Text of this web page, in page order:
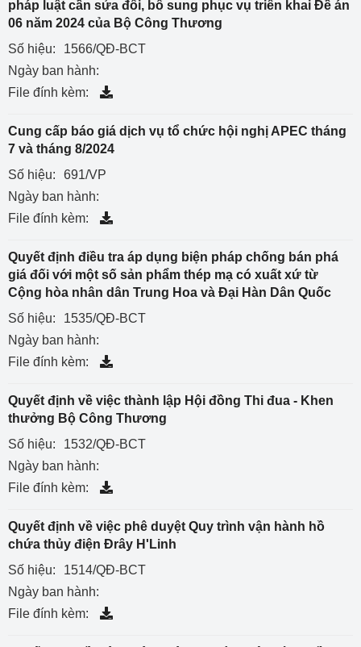
pháp luật cần sửa đổi, bổ sung phục vụ triển khai Đề án
06 năm 2024 của Bộ Công Thương
Số hiệu:
1566/QĐ-BCT
Ngày ban hành:
File đính kèm:
Cung cấp báo giá dịch vụ tổ chức hội nghị APEC tháng
7 và tháng 8/2024
Số hiệu:
691/VP
Ngày ban hành:
File đính kèm:
Quyết định điều tra áp dụng biện pháp chống bán phá
giá đối với một số sản phẩm thép mạ có xuất xứ từ
Cộng hòa nhân dân Trung Hoa và Đại Hàn Dân Quốc
Số hiệu:
1535/QĐ-BCT
Ngày ban hành:
File đính kèm:
Quyết định về việc thành lập Hội đồng Thi đua - Khen
thưởng Bộ Công Thương
Số hiệu:
1532/QĐ-BCT
Ngày ban hành:
File đính kèm:
Quyết định về việc phê duyệt Quy trình vận hành hồ
chứa thủy điện Đrây H'Linh
Số hiệu:
1514/QĐ-BCT
Ngày ban hành:
File đính kèm: